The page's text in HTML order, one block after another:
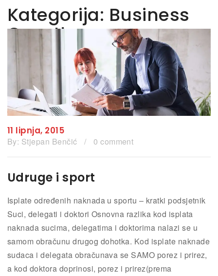
Kategorija: Business
Growth
11 lipnja, 2015
By: Stjepan Benčić / 0 comment
Udruge i sport
Isplate određenih naknada u sportu – kratki podsjetnik
Suci, delegati i doktori Osnovna razlika kod isplata
naknada sucima, delegatima i doktorima nalazi se u
samom obračunu drugog dohotka. Kod isplate naknade
sudaca i delegata obračunava se SAMO porez i prirez,
a kod doktora doprinosi, porez i prirez(prema